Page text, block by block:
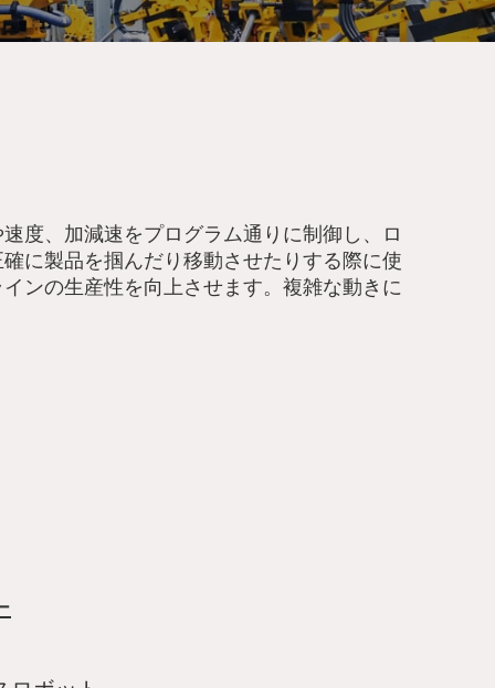
度、加減速をプログラム通りに制御し、ロ
に製品を掴んだり移動させたりする際に使
ンの生産性を向上させます。複雑な動きに